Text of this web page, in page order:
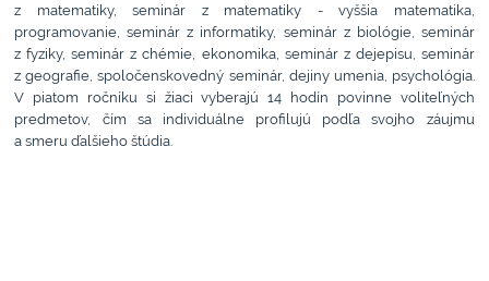
z matematiky, seminár z matematiky - vyššia matematika,
programovanie, seminár z informatiky, seminár z biológie, seminár
z fyziky, seminár z chémie, ekonomika, seminár z dejepisu, seminár
z geografie, spoločenskovedný seminár, dejiny umenia, psychológia.
V piatom ročníku si žiaci vyberajú 14 hodín povinne voliteľných
predmetov, čím sa individuálne profilujú podľa svojho záujmu
a smeru ďalšieho štúdia.